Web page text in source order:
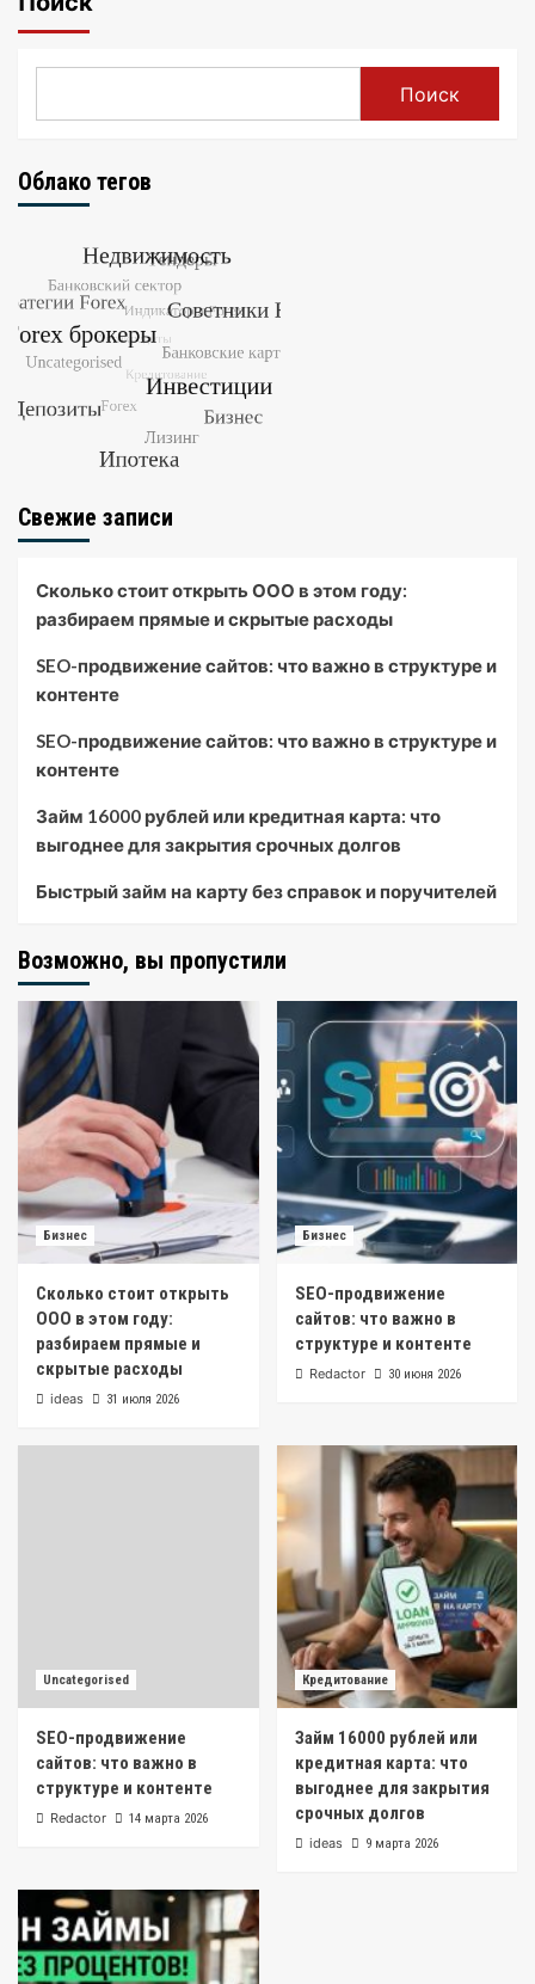
Поиск
Облако тегов
Свежие записи
Сколько стоит открыть ООО в этом году:
разбираем прямые и скрытые расходы
SEO-продвижение сайтов: что важно в структуре и
контенте
SEO-продвижение сайтов: что важно в структуре и
контенте
Займ 16000 рублей или кредитная карта: что
выгоднее для закрытия срочных долгов
Быстрый займ на карту без справок и поручителей
Возможно, вы пропустили
Бизнес
Сколько стоит открыть
ООО в этом году:
разбираем прямые и
скрытые расходы
ideas 31 июля 2026
Бизнес
SEO-продвижение
сайтов: что важно в
структуре и контенте
Redactor 30 июня 2026
Uncategorised
SEO-продвижение
сайтов: что важно в
структуре и контенте
Redactor 14 марта 2026
Кредитование
Займ 16000 рублей или
кредитная карта: что
выгоднее для закрытия
срочных долгов
ideas 9 марта 2026